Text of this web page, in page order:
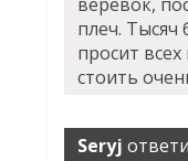
плеч. Тысяч
просит
стоить
Seryj